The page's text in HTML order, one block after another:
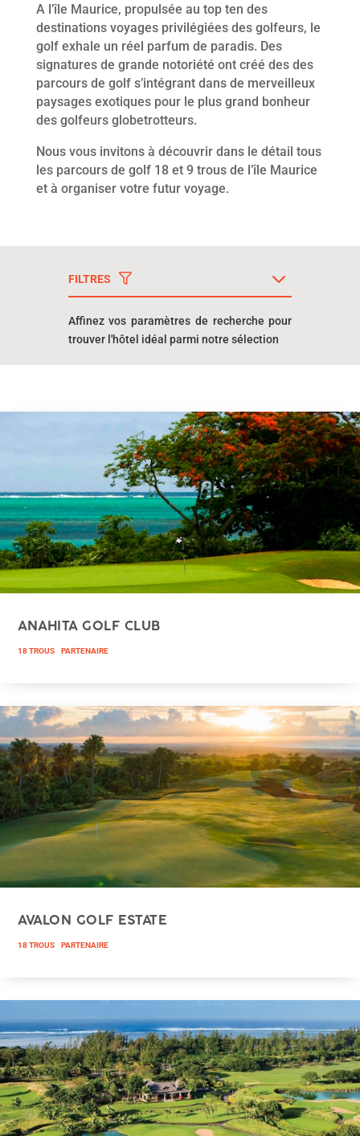
A l’île Maurice, propulsée au top ten des
destinations voyages privilégiées des golfeurs, le
golf exhale un réel parfum de paradis. Des
signatures de grande notoriété ont créé des des
parcours de golf s’intégrant dans de merveilleux
paysages exotiques pour le plus grand bonheur
des golfeurs globetrotteurs.
Nous vous invitons à découvrir dans le détail tous
les parcours de golf 18 et 9 trous de l’île Maurice
et à organiser votre futur voyage.
FILTRES
Affinez vos paramètres de recherche pour
trouver l'hôtel idéal parmi notre sélection
ANAHITA GOLF CLUB
18 TROUS PARTENAIRE
AVALON GOLF ESTATE
18 TROUS PARTENAIRE